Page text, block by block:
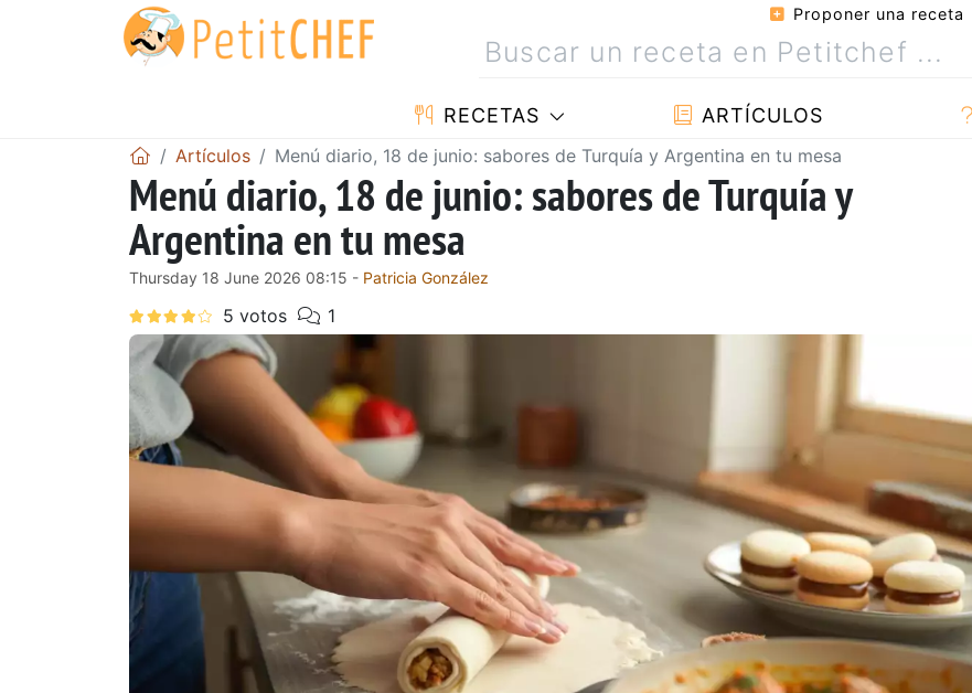
Proponer una receta
RECETAS ARTÍCULOS
Artículos Menú diario, 18 de junio: sabores de Turquía y Argentina en tu mesa
Menú diario, 18 de junio: sabores de Turquía y
Argentina en tu mesa
Thursday 18 June 2026 08:15 - Patricia González